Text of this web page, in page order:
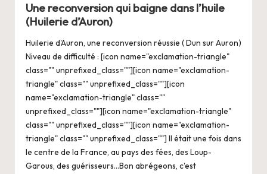
Une reconversion qui baigne dans l’huile
(Huilerie d’Auron)
Huilerie d'Auron, une reconversion réussie ( Dun sur Auron)
Niveau de difficulté : [icon name="exclamation-triangle"
class="" unprefixed_class=""][icon name="exclamation-
triangle" class="" unprefixed_class=""][icon
name="exclamation-triangle" class=""
unprefixed_class=""][icon name="exclamation-triangle"
class="" unprefixed_class=""][icon name="exclamation-
triangle" class="" unprefixed_class=""] Il était une fois dans
le centre de la France, au pays des fées, des Loup-
Garous, des guérisseurs...Bon abrégeons, c'est